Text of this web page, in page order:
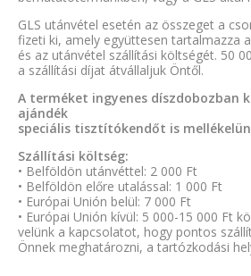
GLS utánvétel esetén az összeget a
fizeti ki, amely együttesen tartalmazza
és az utánvétel szállítási költségét. 50
a szállítási díjat átvállaljuk Öntől.
A terméket ingyenes díszdobozban
ajándék
speciális tisztítókendőt is
Szállítási költség:
• Belföldön utánvéttel: 2 000 Ft
• Belföldön előre utalással: 1 000 Ft
• Európai Unión belül: 7 000 Ft
• Európai Unión kívül: 5 000-15 000 Ft
velünk a kapcsolatot, hogy pontos
Önnek meghatározni, a tartózkodási